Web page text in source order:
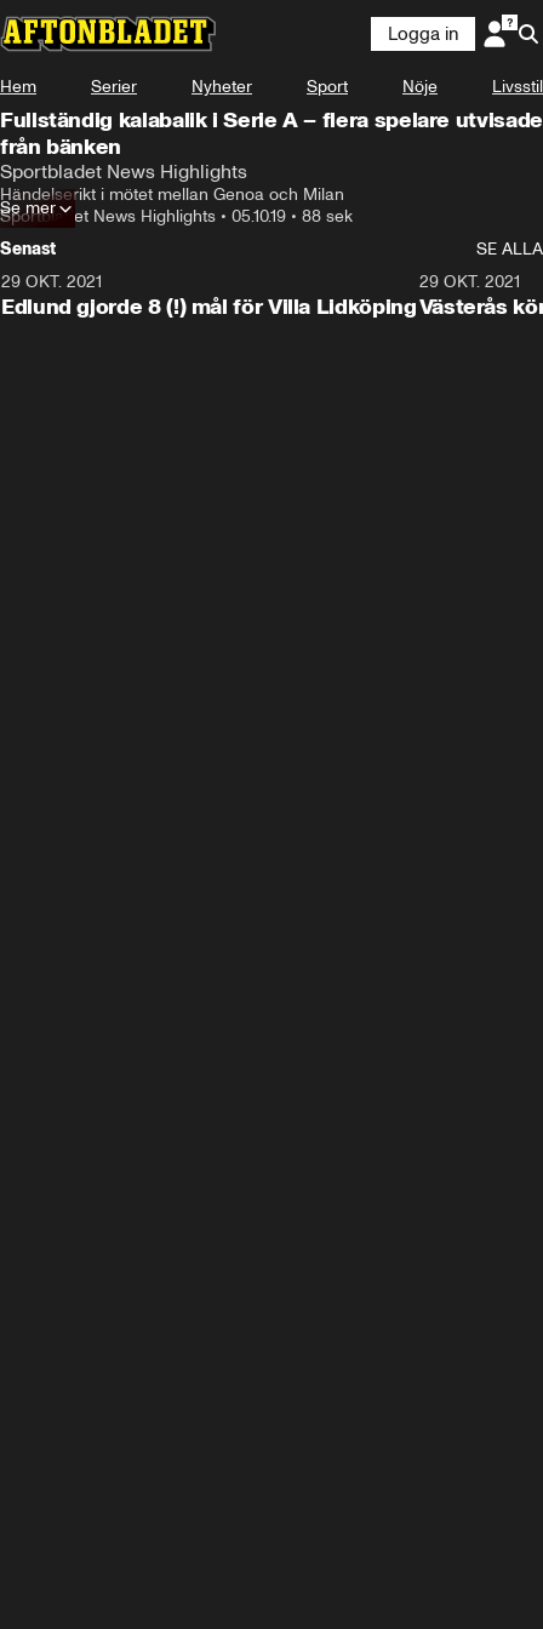
Logga in
Hem Serier Nyheter Sport Nöje Livsstil
Fullständig kalabalik i Serie A – flera spelare utvisade
från bänken
Sportbladet News Highlights
Händelserikt i mötet mellan Genoa och Milan
Sportbladet News Highlights • 05.10.19 • 88 sek
Se mer
Senast
SE ALLA
29 OKT. 2021
Edlund gjorde 8 (!) mål för Villa Lidköping
29 OKT. 2021
Västerås